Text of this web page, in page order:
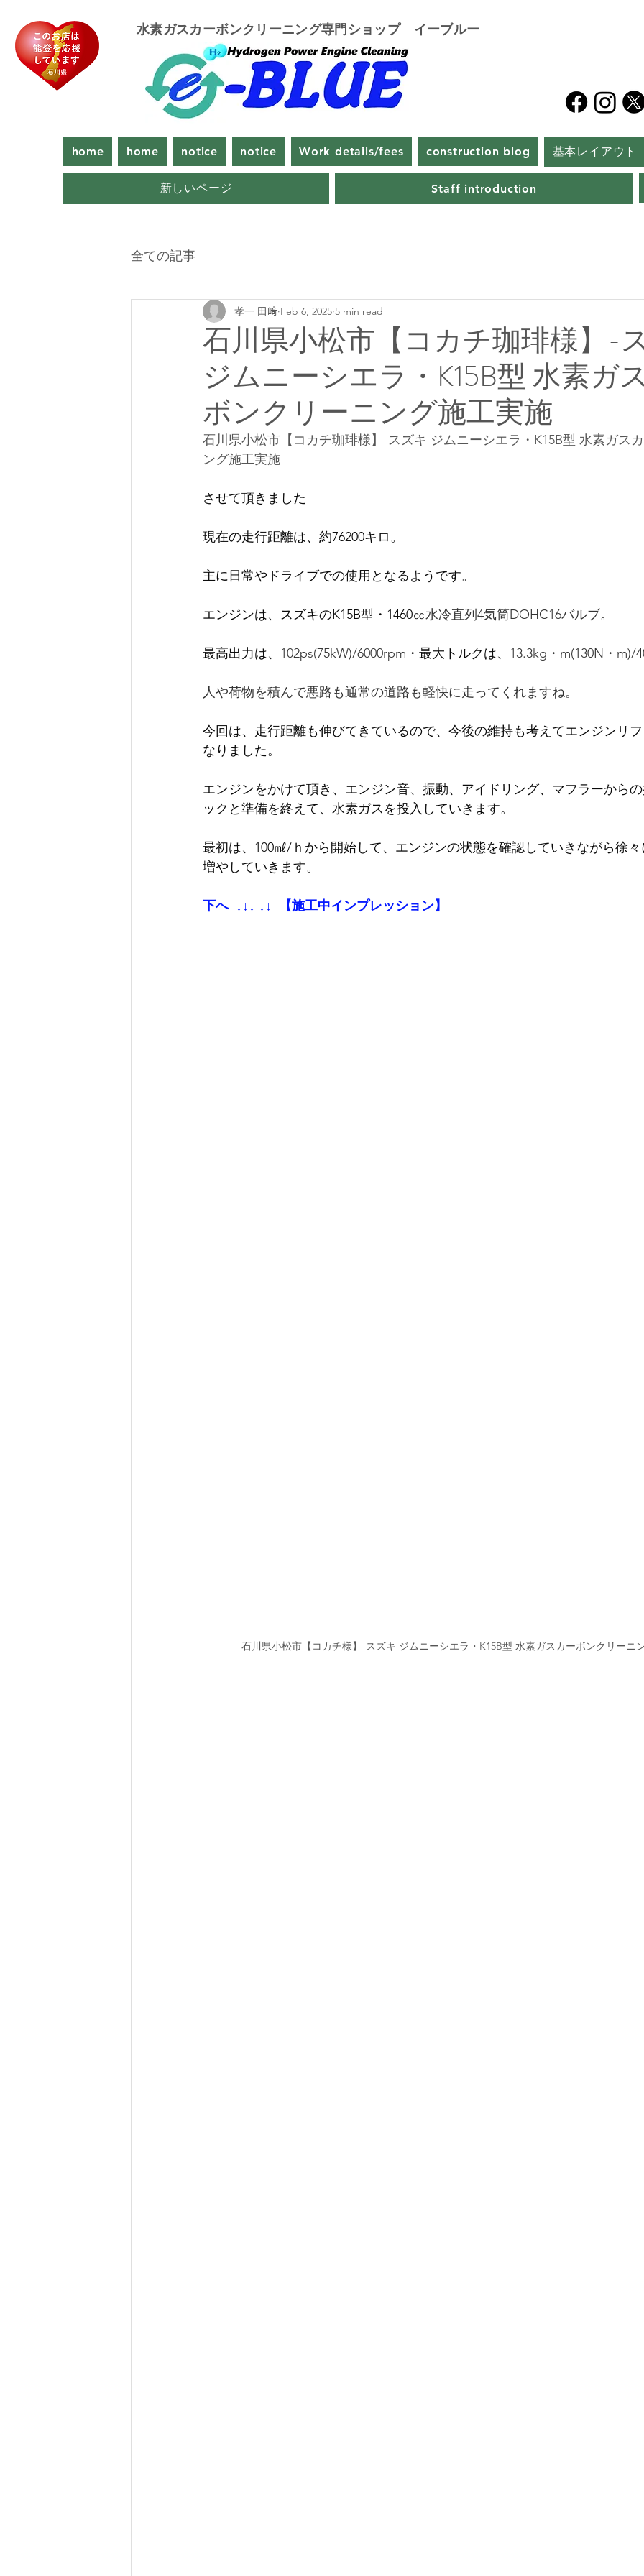
​水素ガスカーボンクリーニング専門ショップ イーブルー
home home notice notice Work details/fees construction blog 基本レイアウト
新しいページ Staff introduction
全ての記事
石川県小松市【コカチ珈琲様】-
ジムニーシエラ・K15B型 水素ガ
ボンクリーニング施工実施
孝一 田﨑 Feb 6, 2025 5 min read
石川県小松市【コカチ珈琲様】-スズキ ジムニーシエラ・K15B型 水素ガス
ング施工実施
させて頂きました
現在の走行距離は、約76200キロ。
主に日常やドライブでの使用となるようです。
エンジンは、スズキのK15B型・1460㏄水冷直列4気筒DOHC16バルブ。
最高出力は、 102ps(75kW)/6000rpm ・最大トルクは、 13.3kg・m(130N・m)/
人や荷物を積んで悪路も通常の道路も軽快に走ってくれますね。
今回は、走行距離も伸びてきているので、今後の維持も考えてエンジンリ
なりました。
エンジンをかけて頂き、エンジン音、振動、アイドリング、マフラーから
ックと準備を終えて、水素ガスを投入していきます。
最初は、100㎖/ｈから開始して、エンジンの状態を確認していきながら徐
増やしていきます。
下へ  ↓↓↓ ↓↓  【施工中インプレッション】
石川県小松市【コカチ様】-スズキ ジムニーシエラ・K15B型 水素ガスカーボンクリーニ